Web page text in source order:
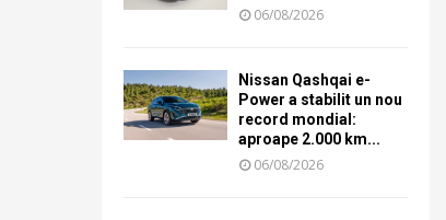
06/08/2026
Nissan Qashqai e-
Power a stabilit un nou
record mondial:
aproape 2.000 km...
06/08/2026